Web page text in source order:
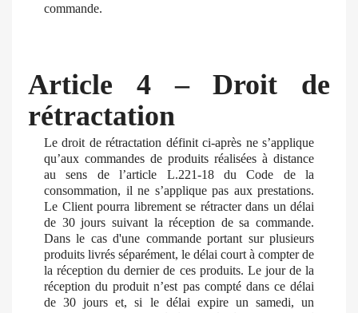
commande.
Article 4 – Droit de
rétractation
Le droit de rétractation définit ci-après ne s’applique
qu’aux commandes de produits réalisées à distance
au sens de l’article L.221-18 du Code de la
consommation, il ne s’applique pas aux prestations.
Le Client pourra librement se rétracter dans un délai
de 30 jours suivant la réception de sa commande.
Dans le cas d'une commande portant sur plusieurs
produits livrés séparément, le délai court à compter de
la réception du dernier de ces produits. Le jour de la
réception du produit n’est pas compté dans ce délai
de 30 jours et, si le délai expire un samedi, un